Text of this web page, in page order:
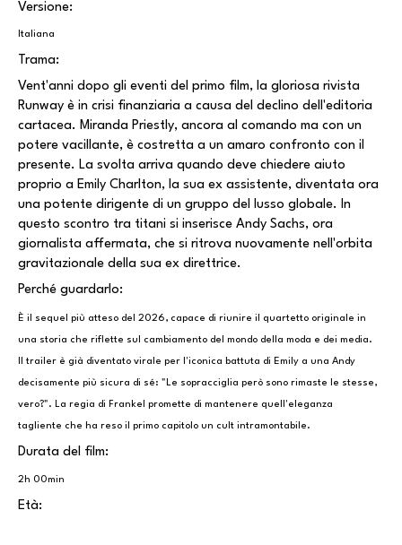
Versione:
Italiana
Trama:
Vent'anni dopo gli eventi del primo film, la gloriosa rivista
Runway è in crisi finanziaria a causa del declino dell'editoria
cartacea. Miranda Priestly, ancora al comando ma con un
potere vacillante, è costretta a un amaro confronto con il
presente. La svolta arriva quando deve chiedere aiuto
proprio a Emily Charlton, la sua ex assistente, diventata ora
una potente dirigente di un gruppo del lusso globale. In
questo scontro tra titani si inserisce Andy Sachs, ora
giornalista affermata, che si ritrova nuovamente nell'orbita
gravitazionale della sua ex direttrice.
Perché guardarlo:
È il sequel più atteso del 2026, capace di riunire il quartetto originale in
una storia che riflette sul cambiamento del mondo della moda e dei media.
Il trailer è già diventato virale per l'iconica battuta di Emily a una Andy
decisamente più sicura di sé: "Le sopracciglia però sono rimaste le stesse,
vero?". La regia di Frankel promette di mantenere quell'eleganza
tagliente che ha reso il primo capitolo un cult intramontabile.
Durata del film:
2h 00min
Età: